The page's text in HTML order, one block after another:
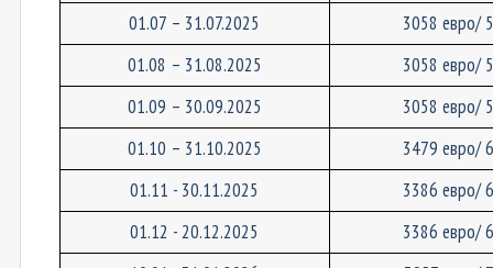
01.07 – 31.07.2025
3058 евро/
01.08 – 31.08.2025
3058 евро/
01.09 – 30.09.2025
3058 евро/
01.10 – 31.10.2025
3479 евро/
01.11 - 30.11.2025
3386 евро/
01.12 - 20.12.2025
3386 евро/